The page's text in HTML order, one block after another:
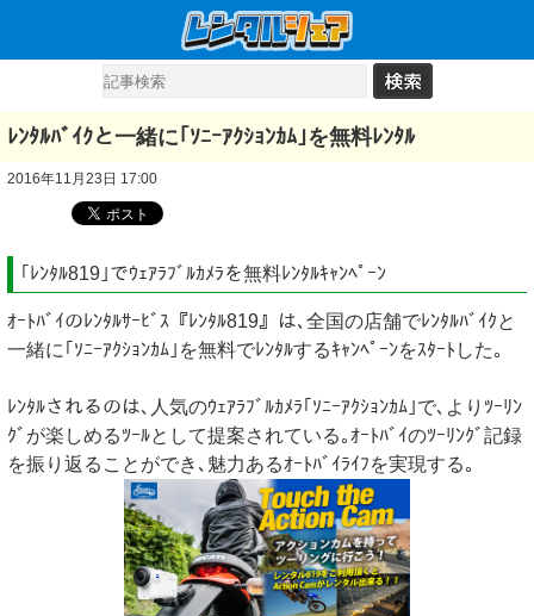
ﾚﾝﾀﾙﾊﾞｲｸと一緒に｢ｿﾆｰｱｸｼｮﾝｶﾑ｣を無料ﾚﾝﾀﾙ
2016年11月23日 17:00
｢ﾚﾝﾀﾙ819｣でｳｪｱﾗﾌﾞﾙｶﾒﾗを無料ﾚﾝﾀﾙｷｬﾝﾍﾟｰﾝ
ｵｰﾄﾊﾞｲのﾚﾝﾀﾙｻｰﾋﾞｽ『ﾚﾝﾀﾙ819』は､全国の店舗でﾚﾝﾀﾙﾊﾞｲｸと
一緒に｢ｿﾆｰｱｸｼｮﾝｶﾑ｣を無料でﾚﾝﾀﾙするｷｬﾝﾍﾟｰﾝをｽﾀｰﾄした｡
ﾚﾝﾀﾙされるのは､人気のｳｪｱﾗﾌﾞﾙｶﾒﾗ｢ｿﾆｰｱｸｼｮﾝｶﾑ｣で､よりﾂｰﾘﾝ
ｸﾞが楽しめるﾂｰﾙとして提案されている｡ｵｰﾄﾊﾞｲのﾂｰﾘﾝｸﾞ記録
を振り返ることができ､魅力あるｵｰﾄﾊﾞｲﾗｲﾌを実現する｡